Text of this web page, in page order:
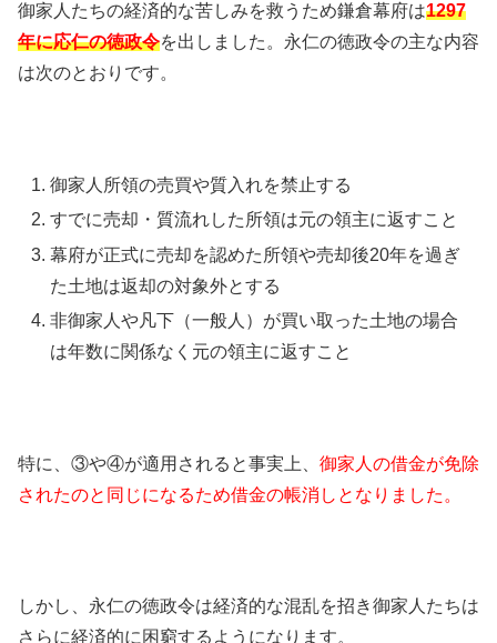
御家人たちの経済的な苦しみを救うため鎌倉幕府は1297
年に応仁の徳政令を出しました。永仁の徳政令の主な内容
は次のとおりです。
御家人所領の売買や質入れを禁止する
すでに売却・質流れした所領は元の領主に返すこと
幕府が正式に売却を認めた所領や売却後20年を過ぎ
た土地は返却の対象外とする
非御家人や凡下（一般人）が買い取った土地の場合
は年数に関係なく元の領主に返すこと
特に、③や④が適用されると事実上、 御家人の借金が免除
されたのと同じになるため借金の帳消しとなりました。
しかし、永仁の徳政令は経済的な混乱を招き御家人たちは
さらに経済的に困窮するようになります。